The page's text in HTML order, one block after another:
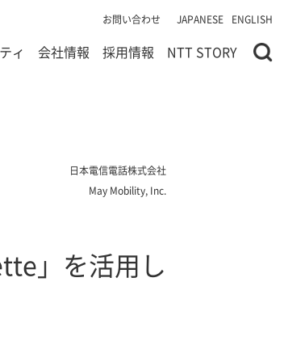
お問い合わせ JAPANESE ENGLISH
ィ 会社情報 採用情報 NTT STORY
日本電信電話株式会社
May Mobility, Inc.
」を活用し